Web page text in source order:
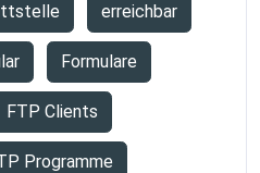
erreichbar
Formulare
FTP Clients
Programme